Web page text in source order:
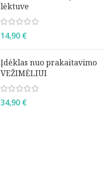
lėktuve
14,90 €
Įdėklas nuo prakaitavimo
VEŽIMĖLIUI
34,90 €